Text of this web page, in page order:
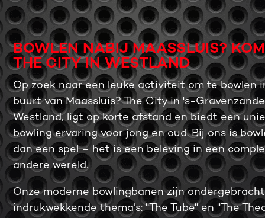
BOWLEN NABIJ MAASSLUIS?
THE CITY IN WESTLAND
Op zoek naar een leuke activiteit om te bowlen
buurt van Maassluis? The City in 's-
Westland, ligt op korte afstand en biedt een
bowling ervaring voor jong en oud. Bij ons is
dan een spel – het is een beleving in een
andere wereld.
Onze moderne bowlingbanen zijn
indrukwekkende thema’s: "The Tube" en "The